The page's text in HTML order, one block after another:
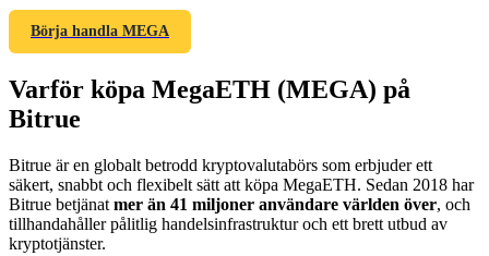
Hänvisning
Bjud in en vän för att få kontantbelöningar
BTC Welcome Rewards
Börja handla MEGA
Varför köpa MegaETH (MEGA) på
Bitrue
Bitrue är en globalt betrodd kryptovalutabörs som erbjuder ett
säkert, snabbt och flexibelt sätt att köpa MegaETH. Sedan 2018 har
Bitrue betjänat mer än 41 miljoner användare världen över, och
tillhandahåller pålitlig handelsinfrastruktur och ett brett utbud av
kryptotjänster.